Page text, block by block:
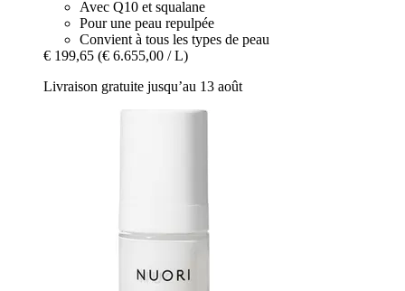
Avec Q10 et squalane
Pour une peau repulpée
Convient à tous les types de peau
€ 199,65 (€ 6.655,00 / L)
Livraison gratuite jusqu’au 13 août